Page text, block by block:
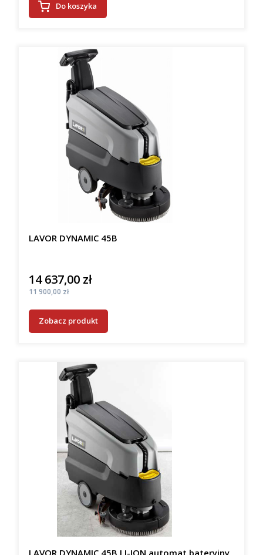
Do koszyka
LAVOR DYNAMIC 45B
Cena
14 637,00 zł
Cena
11 900,00 zł
Zobacz produkt
LAVOR DYNAMIC 45B LI-ION automat bateryjny